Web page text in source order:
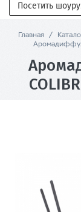
Посетить
Главная /